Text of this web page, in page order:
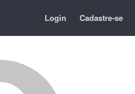
Login Cadastre-se